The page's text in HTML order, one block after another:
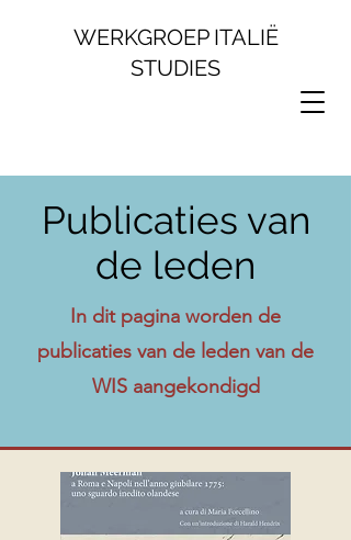
WERKGROEP ITALIË
STUDIES
Publicaties van
de leden
In dit pagina worden de
publicaties van de leden van de
WIS aangekondigd